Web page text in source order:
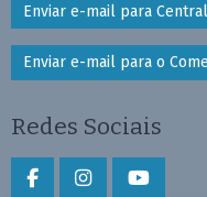
Enviar e-mail para
Enviar e-mail para o
Redes Sociais